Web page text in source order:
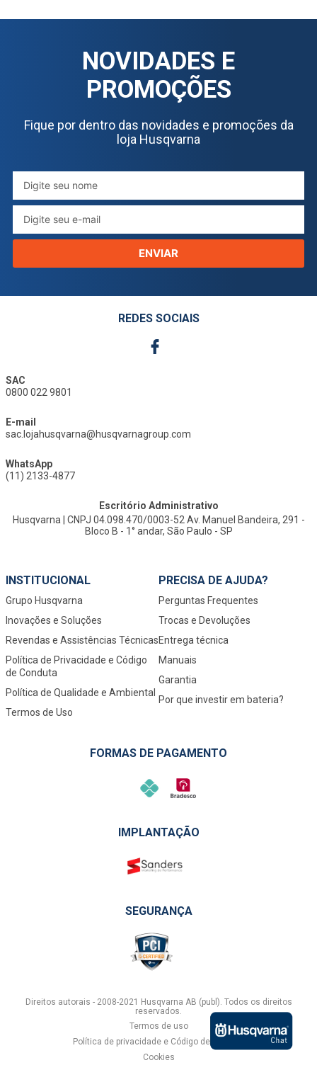
NOVIDADES E
PROMOÇÕES
Fique por dentro das novidades e promoções da
loja Husqvarna
ENVIAR
REDES SOCIAIS
SAC
0800 022 9801
E-mail
sac.lojahusqvarna@husqvarnagroup.com
WhatsApp
(11) 2133-4877
Escritório Administrativo
Husqvarna | CNPJ 04.098.470/0003-52 Av. Manuel Bandeira, 291 -
Bloco B - 1° andar, São Paulo - SP
INSTITUCIONAL
Grupo Husqvarna
Inovações e Soluções
Revendas e Assistências Técnicas
Política de Privacidade e Código
de Conduta
Política de Qualidade e Ambiental
Termos de Uso
PRECISA DE AJUDA?
Perguntas Frequentes
Trocas e Devoluções
Entrega técnica
Manuais
Garantia
Por que investir em bateria?
FORMAS DE PAGAMENTO
IMPLANTAÇÃO
SEGURANÇA
Direitos autorais - 2008-2021 Husqvarna AB (publ). Todos os direitos
reservados.
Termos de uso
Política de privacidade e Código de conduta
Cookies